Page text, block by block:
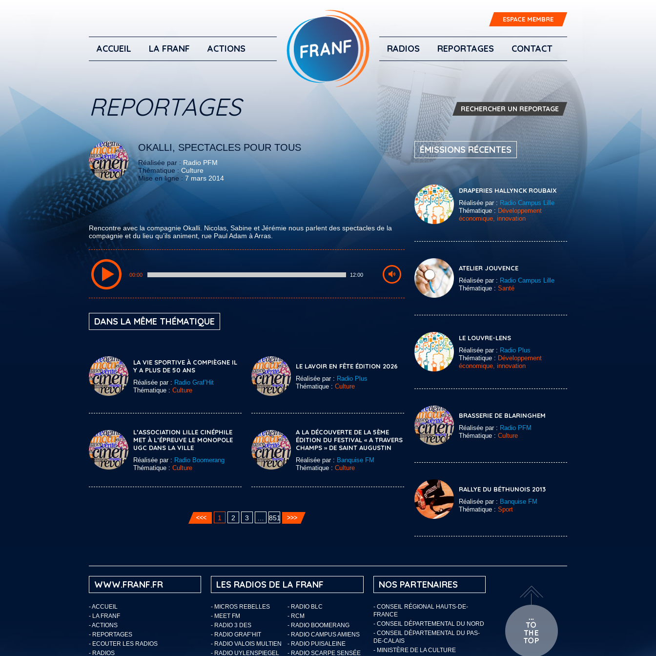
ESPACE MEMBRE
ACCUEIL LA FRANF ACTIONS RADIOS REPORTAGES CONTACT
REPORTAGES RECHERCHER UN REPORTAGE
OKALLI, SPECTACLES POUR TOUS
Réalisée par : Radio PFM
Thématique : Culture
Mise en ligne : 7 mars 2014
Rencontre avec la compagnie Okalli. Nicolas, Sabine et Jérémie nous parlent des spectacles de la
compagnie et du lieu qu’ils animent, rue Paul Adam à Arras.
00:00 12:00
DANS LA MÊME THÉMATIQUE
LA VIE SPORTIVE À COMPIÈGNE IL
Y A PLUS DE 50 ANS
Réalisée par : Radio Graf’Hit
Thématique : Culture
LE LAVOIR EN FÊTE ÉDITION 2026
Réalisée par : Radio Plus
Thématique : Culture
L’ASSOCIATION LILLE CINÉPHILE
MET À L’ÉPREUVE LE MONOPOLE
UGC DANS LA VILLE
Réalisée par : Radio Boomerang
Thématique : Culture
A LA DÉCOUVERTE DE LA 5ÈME
ÉDITION DU FESTIVAL « A TRAVERS
CHAMPS » DE SAINT AUGUSTIN
Réalisée par : Banquise FM
Thématique : Culture
1 2 3 851
ÉMISSIONS RÉCENTES
DRAPERIES HALLYNCK ROUBAIX
Réalisée par : Radio Campus Lille
Thématique : Développement
économique, innovation
ATELIER JOUVENCE
Réalisée par : Radio Campus Lille
Thématique : Santé
LE LOUVRE-LENS
Réalisée par : Radio Plus
Thématique : Développement
économique, innovation
BRASSERIE DE BLARINGHEM
Réalisée par : Radio PFM
Thématique : Culture
RALLYE DU BÉTHUNOIS 2013
Réalisée par : Banquise FM
Thématique : Sport
WWW.FRANF.FR
-ACCUEIL
- LA FRANF
-ACTIONS
- REPORTAGES
- ECOUTER LES RADIOS
- RADIOS
LES RADIOS DE LA FRANF
- MICROS REBELLES
- RADIO BLC
- MEET FM
- RCM
- RADIO 3 DES
- RADIO BOOMERANG
- RADIO GRAF’HIT
- RADIO CAMPUS AMIENS
- RADIO VALOIS MULTIEN
- RADIO PUISALEINE
- RADIO UYLENSPIEGEL
- RADIO SCARPE SENSÉE
NOS PARTENAIRES
- CONSEIL RÉGIONAL HAUTS-DE-
FRANCE
- CONSEIL DÉPARTEMENTAL DU NORD
- CONSEIL DÉPARTEMENTAL DU PAS-
DE-CALAIS
- MINISTÈRE DE LA CULTURE